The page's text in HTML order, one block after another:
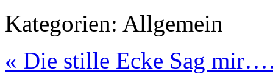
Kategorien: Allgemein
« Die stille Ecke Sag